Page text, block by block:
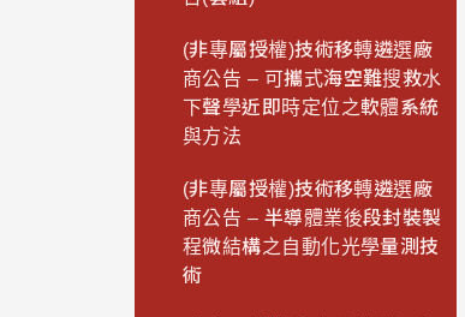
(非專屬授權)技術移轉遴選廠
商公告 – 可攜式海空難搜救水
下聲學近即時定位之軟體系統
與方法
(非專屬授權)技術移轉遴選廠
商公告 – 半導體業後段封裝製
程微結構之自動化光學量測技
術